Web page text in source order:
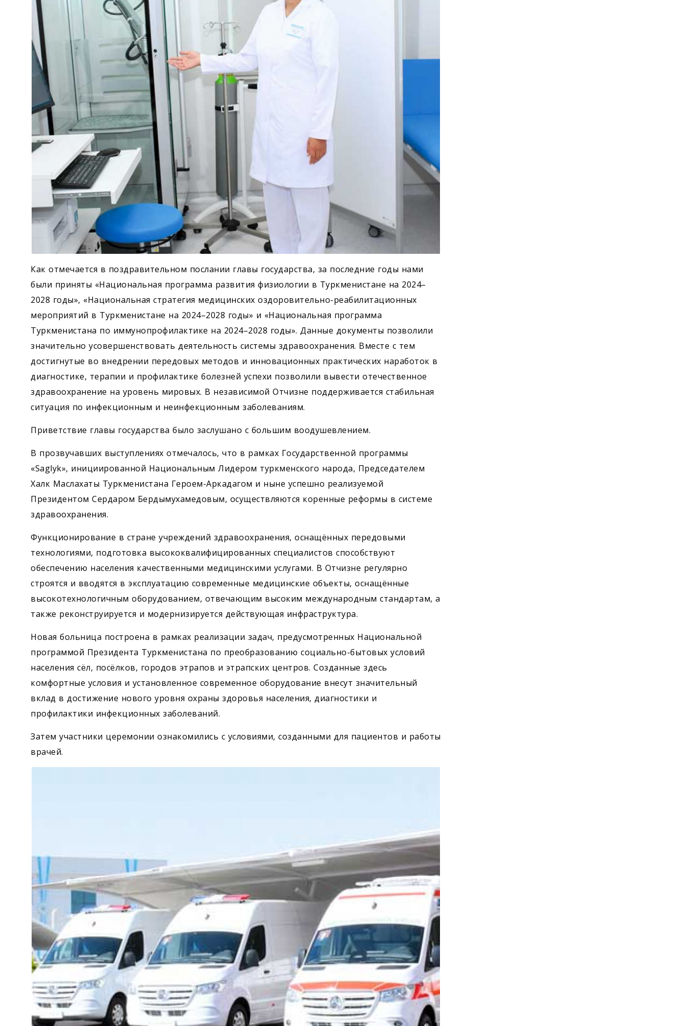
Как отмечается в поздравительном послании главы государства, за последние годы нами
были приняты «Национальная программа развития физиологии в Туркменистане на 2024–
2028 годы», «Национальная стратегия медицинских оздоровительно-реабилитационных
мероприятий в Туркменистане на 2024–2028 годы» и «Национальная программа
Туркменистана по иммунопрофилактике на 2024–2028 годы». Данные документы позволили
значительно усовершенствовать деятельность системы здравоохранения. Вместе с тем
достигнутые во внедрении передовых методов и инновационных практических наработок в
диагностике, терапии и профилактике болезней успехи позволили вывести отечественное
здравоохранение на уровень мировых. В независимой Отчизне поддерживается стабильная
ситуация по инфекционным и неинфекционным заболеваниям.
Приветствие главы государства было заслушано с большим воодушевлением.
В прозвучавших выступлениях отмечалось, что в рамках Государственной программы
«Saglyk», инициированной Национальным Лидером туркменского народа, Председателем
Халк Маслахаты Туркменистана Героем-­Аркадагом и ныне успешно реализуемой
Президентом Сердаром Бердымухамедовым, осуществ­ляются коренные реформы в системе
здравоохранения.
Функционирование в стране учреждений здравоохранения, оснащённых передовыми
технологиями, подготовка высококвалифицированных специалистов способствуют
обеспечению населения качественными медицинскими услугами. В Отчизне регулярно
строятся и вводятся в эксплуатацию современные медицинские объекты, оснащённые
высокотехнологичным оборудованием, отвечающим высоким международным стандартам, а
также реконструируется и модернизируется действующая инфраструктура.
Новая больница построена в рамках реализации задач, предусмотренных Национальной
программой Президента Туркменистана по преобразованию социально-бытовых условий
населения сёл, посёлков, городов этрапов и этрапских центров. Созданные здесь
комфортные условия и установленное современное оборудование внесут значительный
вклад в достижение нового уровня охраны здоровья населения, диагностики и
профилактики инфекционных заболеваний.
Затем участники церемонии ознакомились с условиями, созданными для пациентов и работы
врачей.